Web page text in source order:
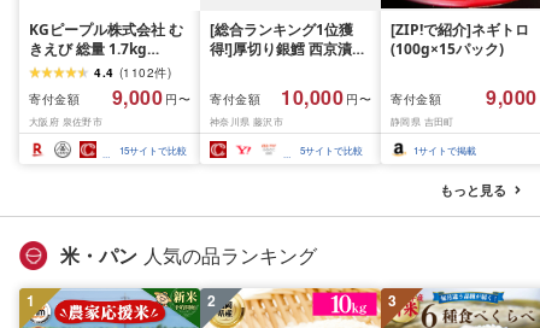
KGピープル株式会社 む
きえび 総量 1.7kg
(850g×2P) 特大 5Lサイ
ズ バナメイエビ バラ凍
結 下処理不要 サイズ不
揃い 訳あり
4.4 (1102件)
寄付金額
9,000 円〜
大阪府 泉佐野市
15サイトで比較
[総合ランキング1位獲
得!]厚切り銀鱈 西京漬け
約 1,000g (約 100g × 10
切) 西京味噌 西京みそ 味
噌漬け みそ 味噌 鮮魚 魚
介 銀だら 銀ダラ ギンダ
ラ ぎんだら 鱈 タラ 魚
漬魚 新鮮 小分け 人気返
酒のあて 家計応援
南 藤沢
寄付金額 10,000 円〜
神奈川県 藤沢市
5サイトで比較
[ZIP!で紹介]ネギトロ
(100g×15パック)
寄付金額 9,000
静岡県 吉田町
1サイトで掲載
もっと見る
米・パン 人気の品ランキング
1 2 3